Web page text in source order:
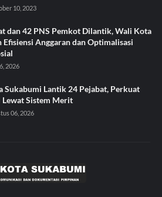
10, 2023
dan 42 PNS Pemkot Dilantik, Wali Kota
Efisiensi Anggaran dan Optimalisasi
2026
Sukabumi Lantik 24 Pejabat, Perkuat
Sistem Merit
06, 2026